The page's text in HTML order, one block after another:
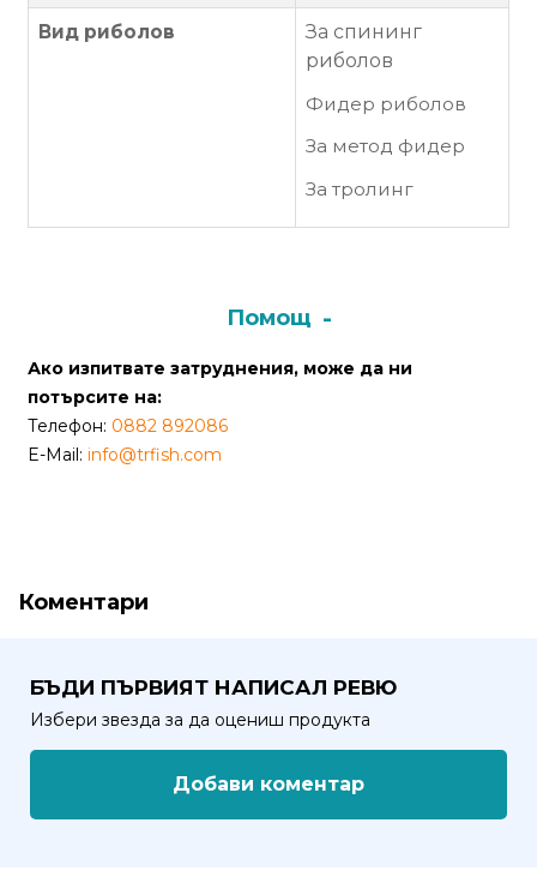
Дизайн
Вид риболов
За спининг
риболов
Фидер риболов
За метод фидер
За тролинг
Помощ
Ако изпитвате затруднения, може да ни
потърсите на:
Телефон: 0882 892086
E-Mail: info@trfish.com
Коментари
БЪДИ ПЪРВИЯТ НАПИСАЛ РЕВЮ
Избери звезда за да оцениш продукта
Добави коментар